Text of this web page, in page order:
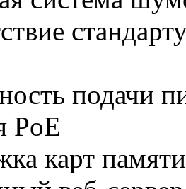
подачи
PoE
карт